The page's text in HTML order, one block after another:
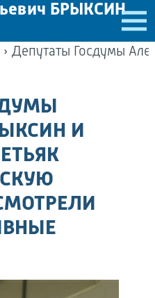
БРЫКСИН
›
И